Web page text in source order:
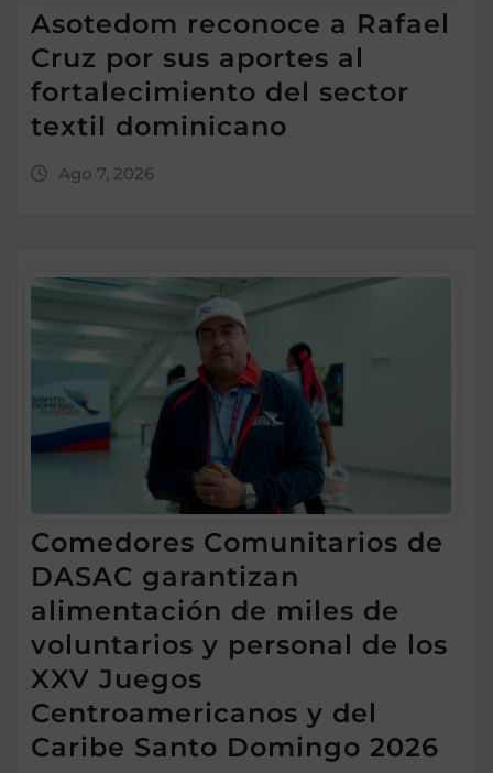
Asotedom reconoce a Rafael
Cruz por sus aportes al
fortalecimiento del sector
textil dominicano
Ago 7, 2026
Comedores Comunitarios de
DASAC garantizan
alimentación de miles de
voluntarios y personal de los
XXV Juegos
Centroamericanos y del
Caribe Santo Domingo 2026